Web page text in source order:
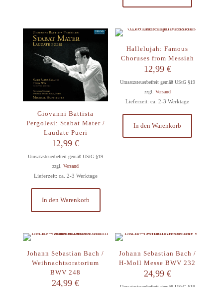
Giovanni Battista
Pergolesi: Stabat Mater /
Laudate Pueri
12,99€
Umsatzsteuerbefreit gemäß UStG §19
zzgl.Versand
Lieferzeit: ca. 2-3 Werktage
In den Warenkorb
Hallelujah: Famous
Choruses from Messiah
12,99 €
Umsatzsteuerbefreit gemäß UStG §19
zzgl. Versand
Lieferzeit: ca. 2-3 Werktage
In den Warenkorb
Johann Sebastian Bach /
Weihnachtsoratorium
BWV 248
24,99€
Johann Sebastian Bach /
H-Moll Messe BWV 232
24,99 €